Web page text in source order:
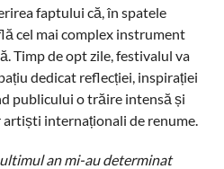
faptului că, în spatele
cel mai complex instrument
Timp de opt zile, festivalul va
dedicat reflecției, inspirației
publicului o trăire intensă și
internaționali de renume.
an mi-au determinat